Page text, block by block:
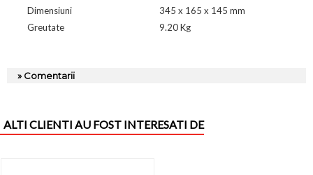
Dimensiuni
345 x 165 x 145 mm
Greutate
9.20 Kg
» Comentarii
ALTI CLIENTI AU FOST INTERESATI DE